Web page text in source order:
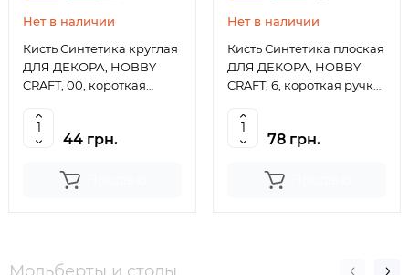
Нет в наличии
Кисть Синтетика круглая
ДЛЯ ДЕКОРА, HOBBY
CRAFT, 00, короткая
44 грн.
Нет в наличии
Кисть Синтетика плоская
ДЛЯ ДЕКОРА, HOBBY
CRAFT, 6, короткая ручка
78 грн.